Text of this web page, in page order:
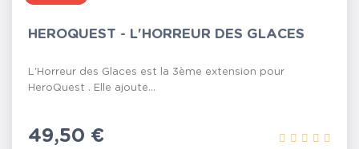
HEROQUEST - L'HORREUR DES GLACES
L'Horreur des Glaces est la 3ème extension pour
HeroQuest . Elle ajoute...
Prix
49,50 €